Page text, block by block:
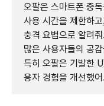
오팔은 스마트폰 중
사용 시간을 제한하
충격 요법으로 알려
많은 사용자들의 공
특히 오팔은 기발한
용자 경험을 개선했